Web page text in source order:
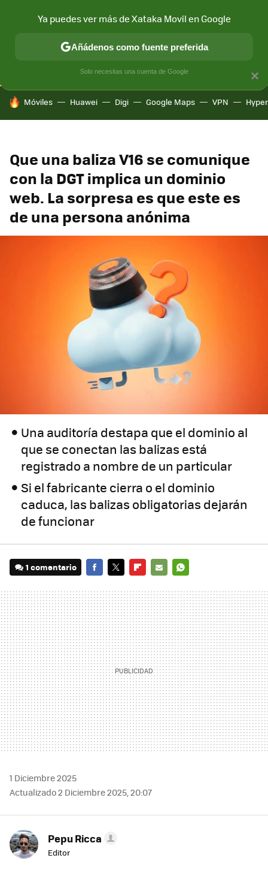
CONECTIVIDAD MÓVIL Y SOCIEDAD APLICACIONES
HOY SE HABLA DE
Móviles Huawei Digi Google Maps VPN
Que una baliza V16 se comunique
con la DGT implica un dominio
web. La sorpresa es que este es
de una persona anónima
Una auditoría destapa que el dominio al
que se conectan las balizas está
registrado a nombre de un particular
Si el fabricante cierra o el dominio
caduca, las balizas obligatorias dejarán
de funcionar
1 comentario
MAIL
1 Diciembre 2025
Actualizado 2 Diciembre 2025, 20:07
Pepu Ricca
Editor
×
Ya puedes ver más de Xataka Movil en Google
Añádenos como fuente preferida
Solo necesitas una cuenta de Google